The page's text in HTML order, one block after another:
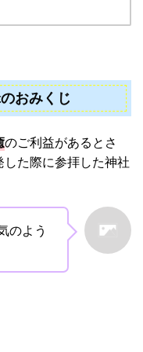
おみくじ
のご利益があるとさ
た際に参拝した神社
のよう